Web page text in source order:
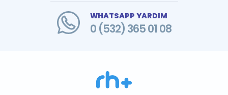
WHATSAPP YARDIM
0 (532) 365 01 08